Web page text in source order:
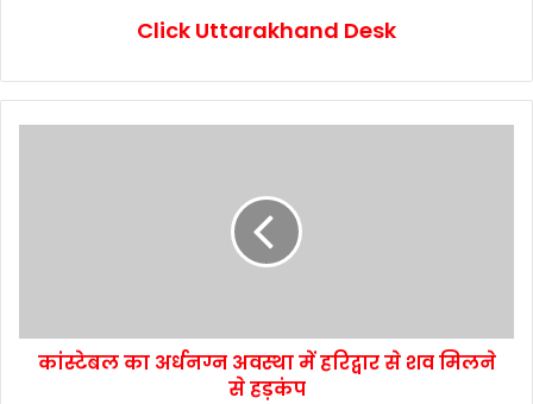
Click Uttarakhand Desk
कांस्टेबल का अर्धनग्न अवस्था में हरिद्वार से शव मिलने
से हड़कंप